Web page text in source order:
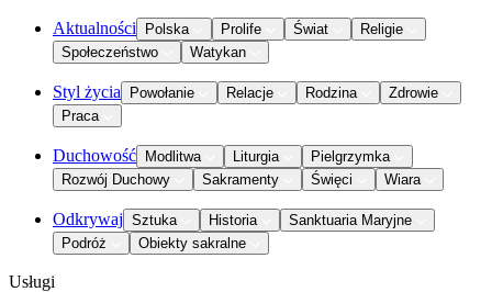
Aktualności Polska Prolife Świat
Religie
Społeczeństwo
Watykan
Styl życia Powołanie Relacje Rodzina
Zdrowie
Praca
Duchowość Modlitwa Liturgia
Pielgrzymka
Rozwój Duchowy
Sakramenty Święci Wiara
Odkrywaj Sztuka Historia
Sanktuaria Maryjne
Podróż
Obiekty sakralne
Usługi